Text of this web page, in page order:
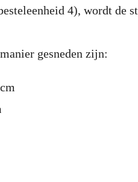
4), wordt de
gesneden zijn: